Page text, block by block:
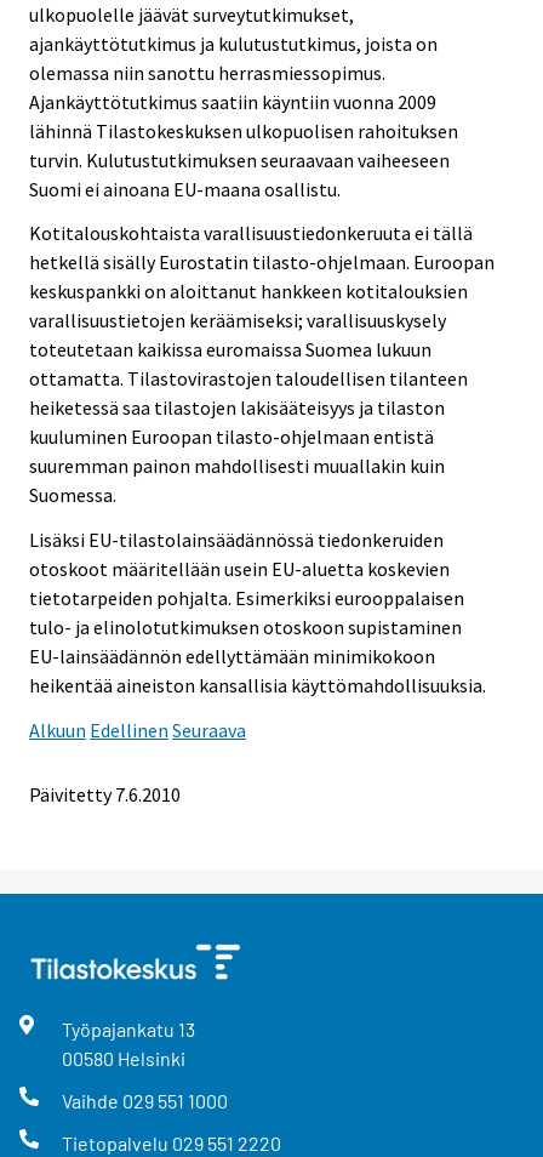
ulkopuolelle jäävät surveytutkimukset,
ajankäyttötutkimus ja kulutustutkimus, joista on
olemassa niin sanottu herrasmiessopimus.
Ajankäyttötutkimus saatiin käyntiin vuonna 2009
lähinnä Tilastokeskuksen ulkopuolisen rahoituksen
turvin. Kulutustutkimuksen seuraavaan vaiheeseen
Suomi ei ainoana EU-maana osallistu.
Kotitalouskohtaista varallisuustiedonkeruuta ei tällä
hetkellä sisälly Eurostatin tilasto-ohjelmaan. Euroopan
keskuspankki on aloittanut hankkeen kotitalouksien
varallisuustietojen keräämiseksi; varallisuuskysely
toteutetaan kaikissa euromaissa Suomea lukuun
ottamatta. Tilastovirastojen taloudellisen tilanteen
heiketessä saa tilastojen lakisääteisyys ja tilaston
kuuluminen Euroopan tilasto-ohjelmaan entistä
suuremman painon mahdollisesti muuallakin kuin
Suomessa.
Lisäksi EU-tilastolainsäädännössä tiedonkeruiden
otoskoot määritellään usein EU-aluetta koskevien
tietotarpeiden pohjalta. Esimerkiksi eurooppalaisen
tulo- ja elinolotutkimuksen otoskoon supistaminen
EU-lainsäädännön edellyttämään minimikokoon
heikentää aineiston kansallisia käyttömahdollisuuksia.
Alkuun Edellinen Seuraava
Päivitetty7.6.2010
Työpajankatu 13
00580 Helsinki
Vaihde 029 551 1000
Tietopalvelu 029 551 2220